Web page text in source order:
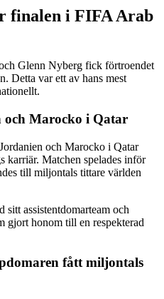
finalen i FIFA Arab
Glenn Nyberg fick förtroendet
Detta var ett av hans mest
och Marocko i Qatar
och Marocko i Qatar
karriär. Matchen spelades inför
till miljontals tittare världen
assistentdomarteam och
gjort honom till en respekterad
fått miljontals